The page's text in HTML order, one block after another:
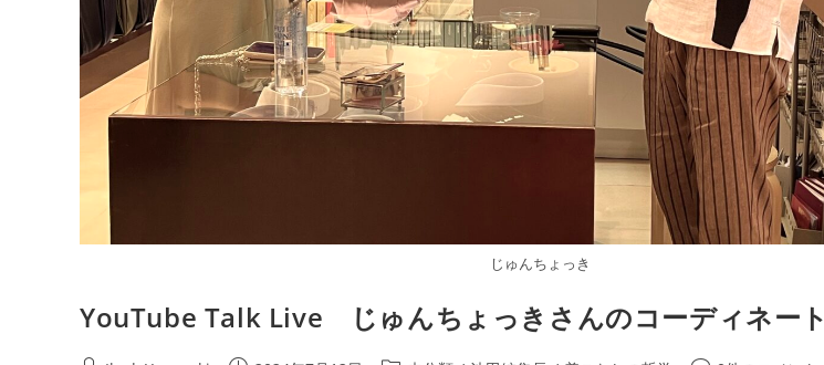
じゅんちょっき
YouTube Talk Live じゅんちょっきさんのコーディネート